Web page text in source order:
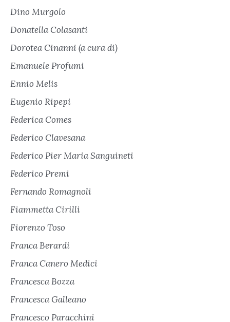
Dino Murgolo
Donatella Colasanti
Dorotea Cinanni (a cura di)
Emanuele Profumi
Ennio Melis
Eugenio Ripepi
Federica Comes
Federico Clavesana
Federico Pier Maria Sanguineti
Federico Premi
Fernando Romagnoli
Fiammetta Cirilli
Fiorenzo Toso
Franca Berardi
Franca Canero Medici
Francesca Bozza
Francesca Galleano
Francesco Paracchini